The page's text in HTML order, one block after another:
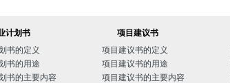
计划书
书的定义
书的用途
书的主要内容
项目建议书
项目建议书的定义
项目建议书的用途
项目建议书的主要内容